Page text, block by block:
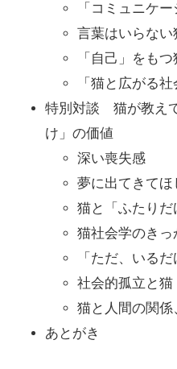
「コミュニケ
言葉はいらない
「自己」をもつ
「猫と広がる
特別対談 猫が教え
け」の価値
深い喪失感
夢に出てきて
猫と「ふたりだ
猫社会学のきっ
「ただ、いる
社会的孤立と猫
猫と人間の関係
あとがき